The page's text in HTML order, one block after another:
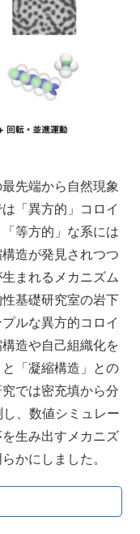
先端から自然現象
「異方的」コロイ
等方的」な系には
造が発見されつつ
まれるメカニズム
基礎研究室の岩下
ルな異方的コロイ
造や自己組織化を
「凝縮構造」との
では密充填から分
、数値シミュレー
生み出すメカニズ
かにしました。